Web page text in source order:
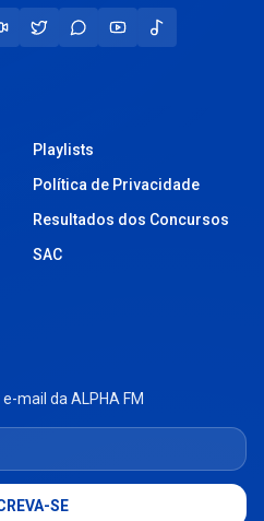
Playlists
Política de Privacidade
Resultados dos Concursos
SAC
mail da ALPHA FM
SE